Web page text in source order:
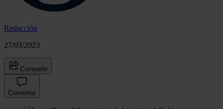
Redacción
27/03/2023
Compartir
Comentar